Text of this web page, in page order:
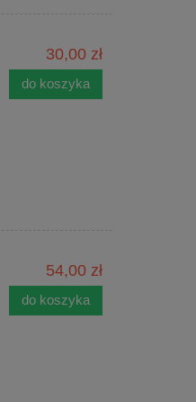
30,00 zł
do koszyka
54,00 zł
do koszyka